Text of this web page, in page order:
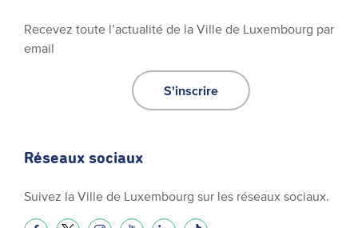
Recevez toute l’actualité de la Ville de Luxembourg par
email
S'inscrire
Réseaux sociaux
Suivez la Ville de Luxembourg sur les réseaux sociaux.